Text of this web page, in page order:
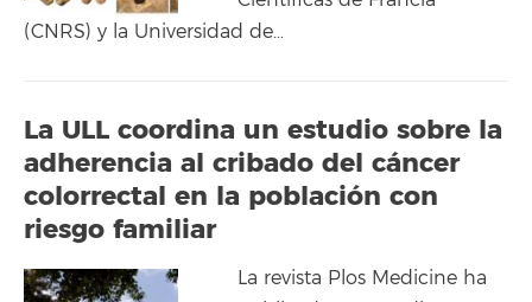
(CNRS) y la Universidad de…
La ULL coordina un estudio sobre la
adherencia al cribado del cáncer
colorrectal en la población con
riesgo familiar
La revista Plos Medicine ha